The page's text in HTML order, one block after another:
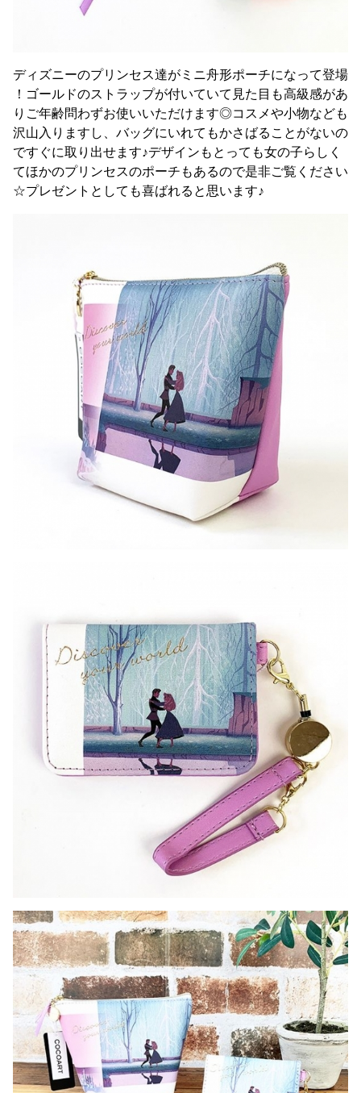
ディズニーのプリンセス達がミニ舟形ポーチになって登場
！ゴールドのストラップが付いていて見た目も高級感があ
りご年齢問わずお使いいただけます◎コスメや小物なども
沢山入りますし、バッグにいれてもかさばることがないの
ですぐに取り出せます♪デザインもとっても女の子らしく
てほかのプリンセスのポーチもあるので是非ご覧ください
☆プレゼントとしても喜ばれると思います♪